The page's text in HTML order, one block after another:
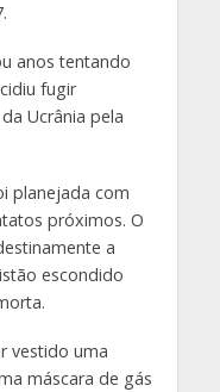
anos tentando
fugir
Ucrânia pela
planejada com
próximos. O
a
escondido
vestido uma
máscara de gás